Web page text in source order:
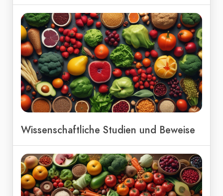
Wissenschaftliche Studien und Beweise